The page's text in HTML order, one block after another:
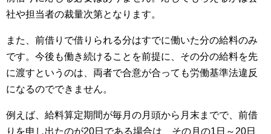
社や担当者の裁量次第となります。
また、前借りで借りられる分はすでに働いた分の給料のみ
です。今後も働き続けることを前提に、その分の給料を先
に渡すというのは、両者で合意が合っても労働基準法違反
になるのでできません。
例えば、給料算定期間が毎月の月頭から月末までで、前借
りを申し出たのが20日である場合は、その月の1日～20日